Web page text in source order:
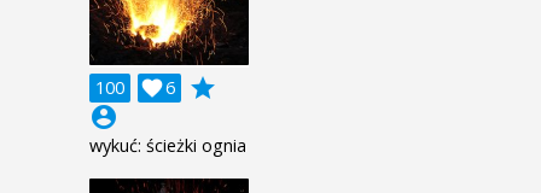
100 6

grade
account_circle
wykuć: ścieżki ognia